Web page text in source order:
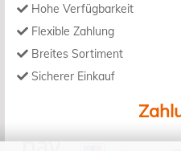
Hohe Verfügbarkeit
Flexible Zahlung
Breites Sortiment
Sicherer Einkauf